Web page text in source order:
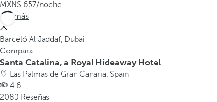
657/noche
Ver más
Barceló Al Jaddaf, Dubai
Compara
Santa Catalina, a Royal Hideaway Hotel
Las Palmas de Gran Canaria, Spain
4.6 ·
2080 Reseñas